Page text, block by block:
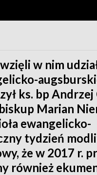
w nim
ks. bp Andrzej
Marian
ewangelicko-
tydzień
że w 2017 r.
również